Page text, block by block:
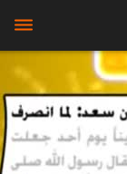
bars